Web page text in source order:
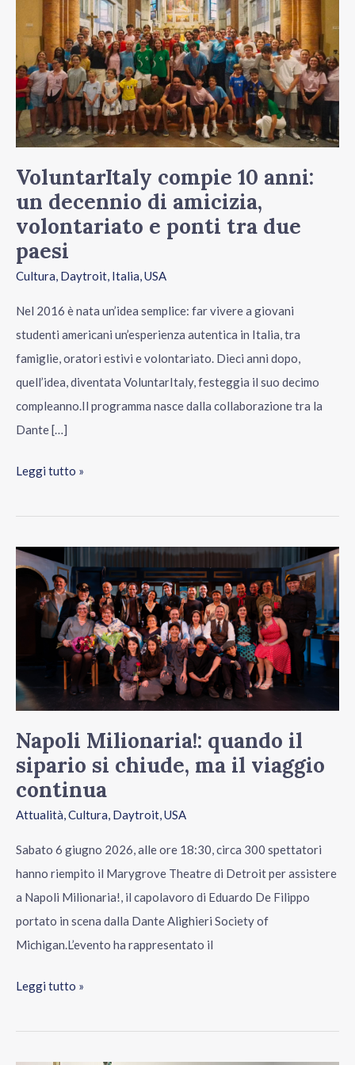
VoluntarItaly compie 10 anni:
un decennio di amicizia,
volontariato e ponti tra due
paesi
Cultura, Daytroit, Italia,USA
Nel 2016 è nata un’idea semplice: far vivere a giovani
studenti americani un’esperienza autentica in Italia, tra
famiglie, oratori estivi e volontariato. Dieci anni dopo,
quell’idea, diventata VoluntarItaly, festeggia il suo decimo
compleanno.Il programma nasce dalla collaborazione tra la
Dante […]
10
anni:
un
decennio
di
amicizia,
volontariato
ponti
tra
due
paesi
Leggi tutto »
Napoli Milionaria!: quando il
sipario si chiude, ma il viaggio
continua
Attualità Cultura Daytroit USA
Sabato 6 giugno 2026, alle ore 18:30, circa 300 spettatori
hanno riempito il Marygrove Theatre di Detroit per assistere
a Napoli Milionaria!, il capolavoro di Eduardo De Filippo
portato in scena dalla Dante Alighieri Society of
Michigan.L’evento ha rappresentato il
Napoli
Milionaria!:
quando
sipario
si
chiude,
il
viaggio
continua
Leggi tutto »